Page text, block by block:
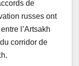
de
russes ont
l’Artsakh
corridor de